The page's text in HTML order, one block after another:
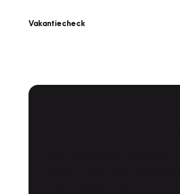
Vakantiecheck